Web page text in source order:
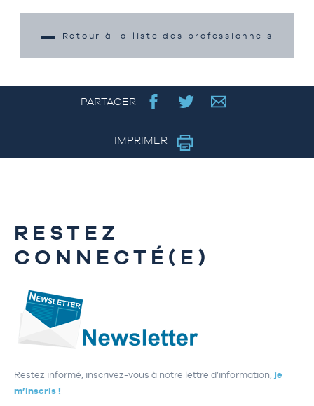
Retour à la liste des professionnels
PARTAGER
IMPRIMER
RESTEZ
CONNECTÉ(E)
Restez informé, inscrivez-vous à notre lettre d’information, je
m’inscris !